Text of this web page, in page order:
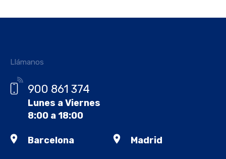
Llámanos
900 861 374
Lunes a Viernes
8:00 a 18:00
Barcelona Madrid